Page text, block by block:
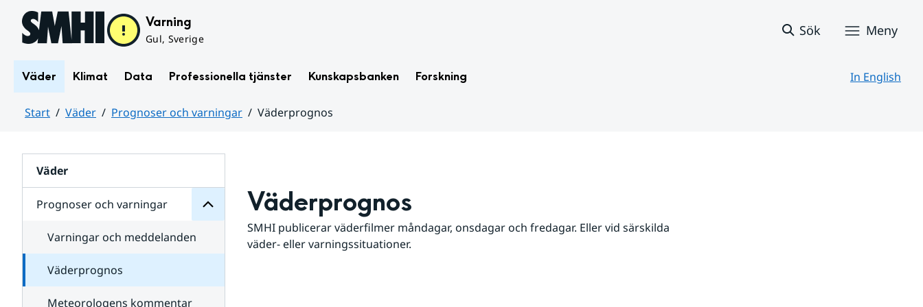
Hoppa till sidans innehåll Varning
Gul, Sverige
Sök Meny
Väder Klimat Data Professionella tjänster Kunskapsbanken Forskning In English
Start Väder Prognoser och varningar
Väderprognos
Väder
Prognoser och varningar
för
varningar
Varningar och meddelanden
Väderprognos
Meteorologens kommentar
Väderprognos
SMHI publicerar väderfilmer måndagar, onsdagar och fredagar. Eller vid särskilda
väder- eller varningssituationer.